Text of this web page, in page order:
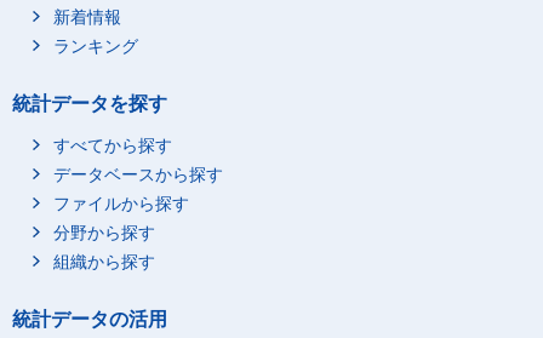
新着情報
ランキング
統計データを探す
すべてから探す
データベースから探す
ファイルから探す
分野から探す
組織から探す
統計データの活用